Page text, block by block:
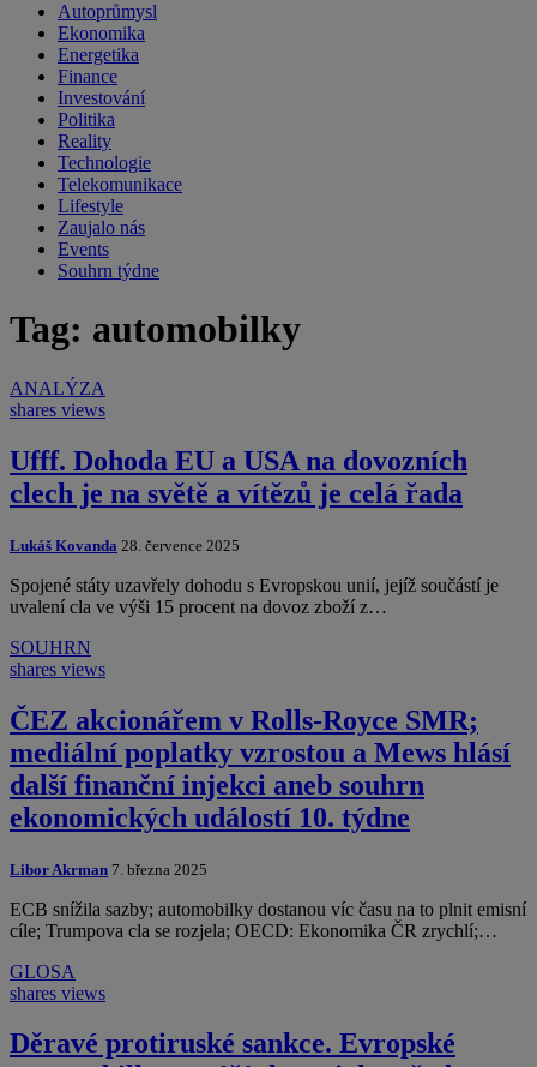
Autoprůmysl
Ekonomika
Energetika
Finance
Investování
Politika
Reality
Technologie
Telekomunikace
Lifestyle
Zaujalo nás
Events
Souhrn týdne
Tag: automobilky
ANALÝZA
shares views
Ufff. Dohoda EU a USA na dovozních
clech je na světě a vítězů je celá řada
Lukáš Kovanda 28. července 2025
Spojené státy uzavřely dohodu s Evropskou unií, jejíž součástí je
uvalení cla ve výši 15 procent na dovoz zboží z…
SOUHRN
shares views
ČEZ akcionářem v Rolls-Royce SMR;
mediální poplatky vzrostou a Mews hlásí
další finanční injekci aneb souhrn
ekonomických událostí 10. týdne
Libor Akrman 7. března 2025
ECB snížila sazby; automobilky dostanou víc času na to plnit emisní
cíle; Trumpova cla se rozjela; OECD: Ekonomika ČR zrychlí;…
GLOSA
shares views
Děravé protiruské sankce. Evropské